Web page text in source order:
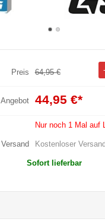
Preis 64,95 €
Angebot 44,95 €*
Nur noch 1 Mal auf
Versand Kostenloser
Sofort lieferbar